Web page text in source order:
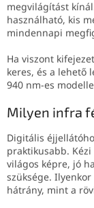
megvilágítást
használható, kis
mindennapi
Ha viszont
keres, és a lehető
940 nm-es
Milyen infra
Digitális
praktikusabb.
világos képre, jó
szüksége.
hátrány, mint a